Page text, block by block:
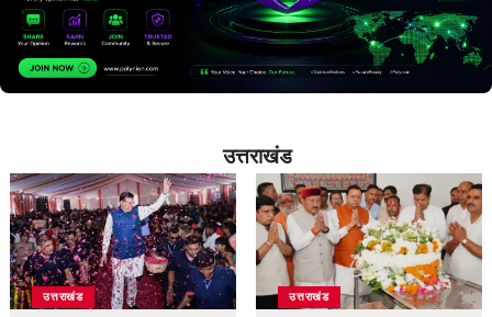
उत्तराखंड
उत्तराखंड उत्तराखंड